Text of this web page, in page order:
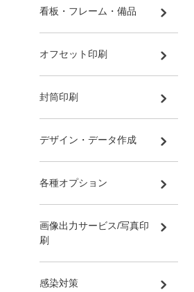
看板・フレーム・備品
オフセット印刷
封筒印刷
デザイン・データ作成
各種オプション
画像出力サービス/写真印
刷
感染対策